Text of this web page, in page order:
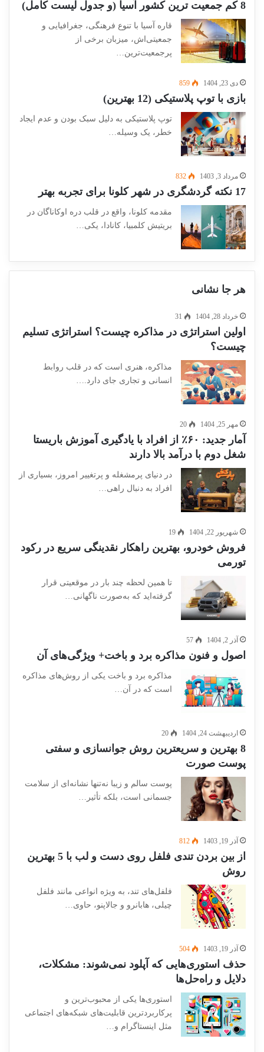
8 کم جمعیت ترین کشور آسیا (و جدول لیست کامل)
قاره آسیا با تنوع فرهنگی، جغرافیایی و
جمعیتی‌اش، میزبان برخی از
پرجمعیت‌ترین…
دی 23, 1404 859
بازی با توپ پلاستیکی (12 بهترین)
توپ پلاستیکی به دلیل سبک بودن و عدم ایجاد
خطر، یک وسیله…
مرداد 3, 1403 832
17 نکته گردشگری در شهر کلونا برای تجربه بهتر
مقدمه کلونا، واقع در قلب دره اوکاناگان در
بریتیش کلمبیا، کانادا، یکی…
هر جا نشانی
خرداد 28, 1404 31
اولین استراتژی در مذاکره چیست؟ استراتژی تسلیم
چیست؟
مذاکره، هنری است که در قلب روابط
انسانی و تجاری جای دارد.…
مهر 25, 1404 20
آمار جدید: ۶۰٪ از افراد با یادگیری آموزش باریستا
شغل دوم با درآمد بالا دارند
در دنیای پرمشغله و پرتغییر امروز، بسیاری از
افراد به دنبال راهی…
شهریور 22, 1404 19
فروش خودرو، بهترین راهکار نقدینگی سریع در رکود
تورمی
تا همین لحظه چند بار در موقعیتی قرار
گرفته‌اید که به‌صورت ناگهانی…
آذر 2, 1404 57
اصول و فنون مذاکره برد و باخت+ ویژگی‌های آن
مذاکره برد و باخت یکی از روش‌های مذاکره
است که در آن…
اردیبهشت 24, 1404 20
8 بهترین و سریعترین روش جوانسازی و سفتی
پوست صورت
پوست سالم و زیبا نه‌تنها نشانه‌ای از سلامت
جسمانی است، بلکه تأثیر…
آذر 19, 1403 812
از بین بردن تندی فلفل روی دست و لب با 5 بهترین
روش
فلفل‌های تند، به ویژه انواعی مانند فلفل
چیلی، هابانرو و جالاپنو، حاوی…
آذر 19, 1403 504
حذف استوری‌هایی که آپلود نمی‌شوند: مشکلات،
دلایل و راه‌حل‌ها
استوری‌ها یکی از محبوب‌ترین و
پرکاربردترین قابلیت‌های شبکه‌های اجتماعی
مثل اینستاگرام و…